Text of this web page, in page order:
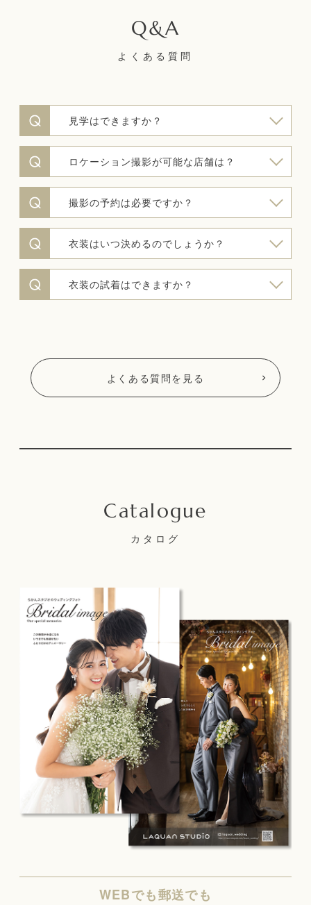
よくある質問
見学はできますか？
ロケーション撮影が可能な店舗は？
撮影の予約は必要ですか？
衣装はいつ決めるのでしょうか？
衣装の試着はできますか？
よくある質問を見る
カタログ
WEBでも郵送でも